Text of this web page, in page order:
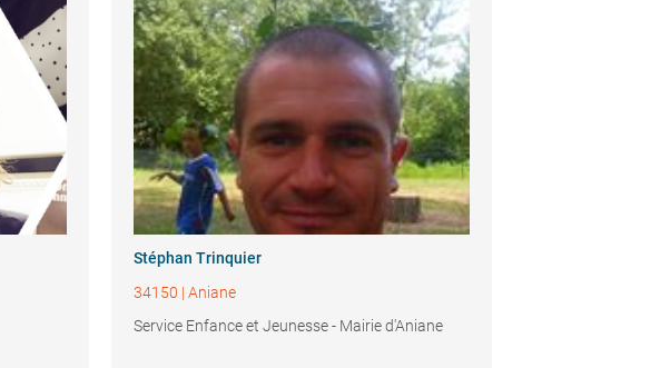
Stéphan Trinquier
34150 |Aniane
Service Enfance et Jeunesse - Mairie d'Aniane